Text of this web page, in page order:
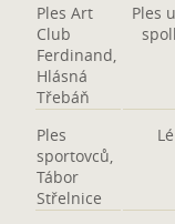
Ples Art
Club
Ferdinand,
Hlásná
Třebáň
Ples
Ples
sportovců,
Tábor
Střelnice